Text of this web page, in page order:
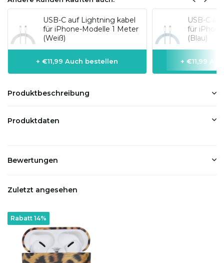
USB-C auf Lightning kabel
für iPhone-Modelle 1 Meter
(Weiß)
+ €11,99 Auch bestellen
USB-C
für
(Blau)
+ €11,99
Produktbeschreibung
Produktdaten
Bewertungen
Zuletzt angesehen
Rabatt 14%